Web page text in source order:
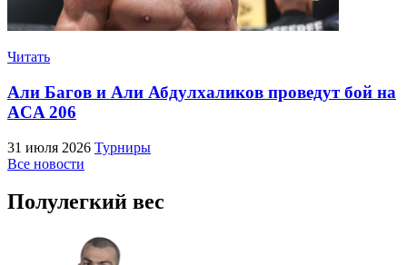
Читать
Али Багов и Али Абдулхаликов проведут бой на
ACA 206
31 июля 2026 Турниры
Все новости
Полулегкий вес